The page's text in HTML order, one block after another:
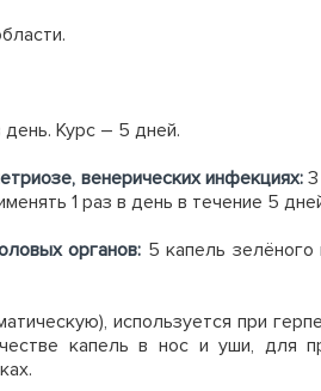
Курс – 5 дней.
венерических инфекциях:
1 раз в день в течение 5
органов: 5 капель
используется при
капель в нос и уши, для